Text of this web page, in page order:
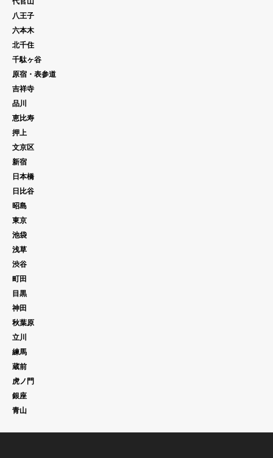
八王子
六本木
北千住
千駄ヶ谷
原宿・表参道
吉祥寺
品川
恵比寿
押上
文京区
新宿
日本橋
日比谷
昭島
東京
池袋
浅草
渋谷
町田
目黒
神田
秋葉原
立川
練馬
蔵前
虎ノ門
銀座
青山